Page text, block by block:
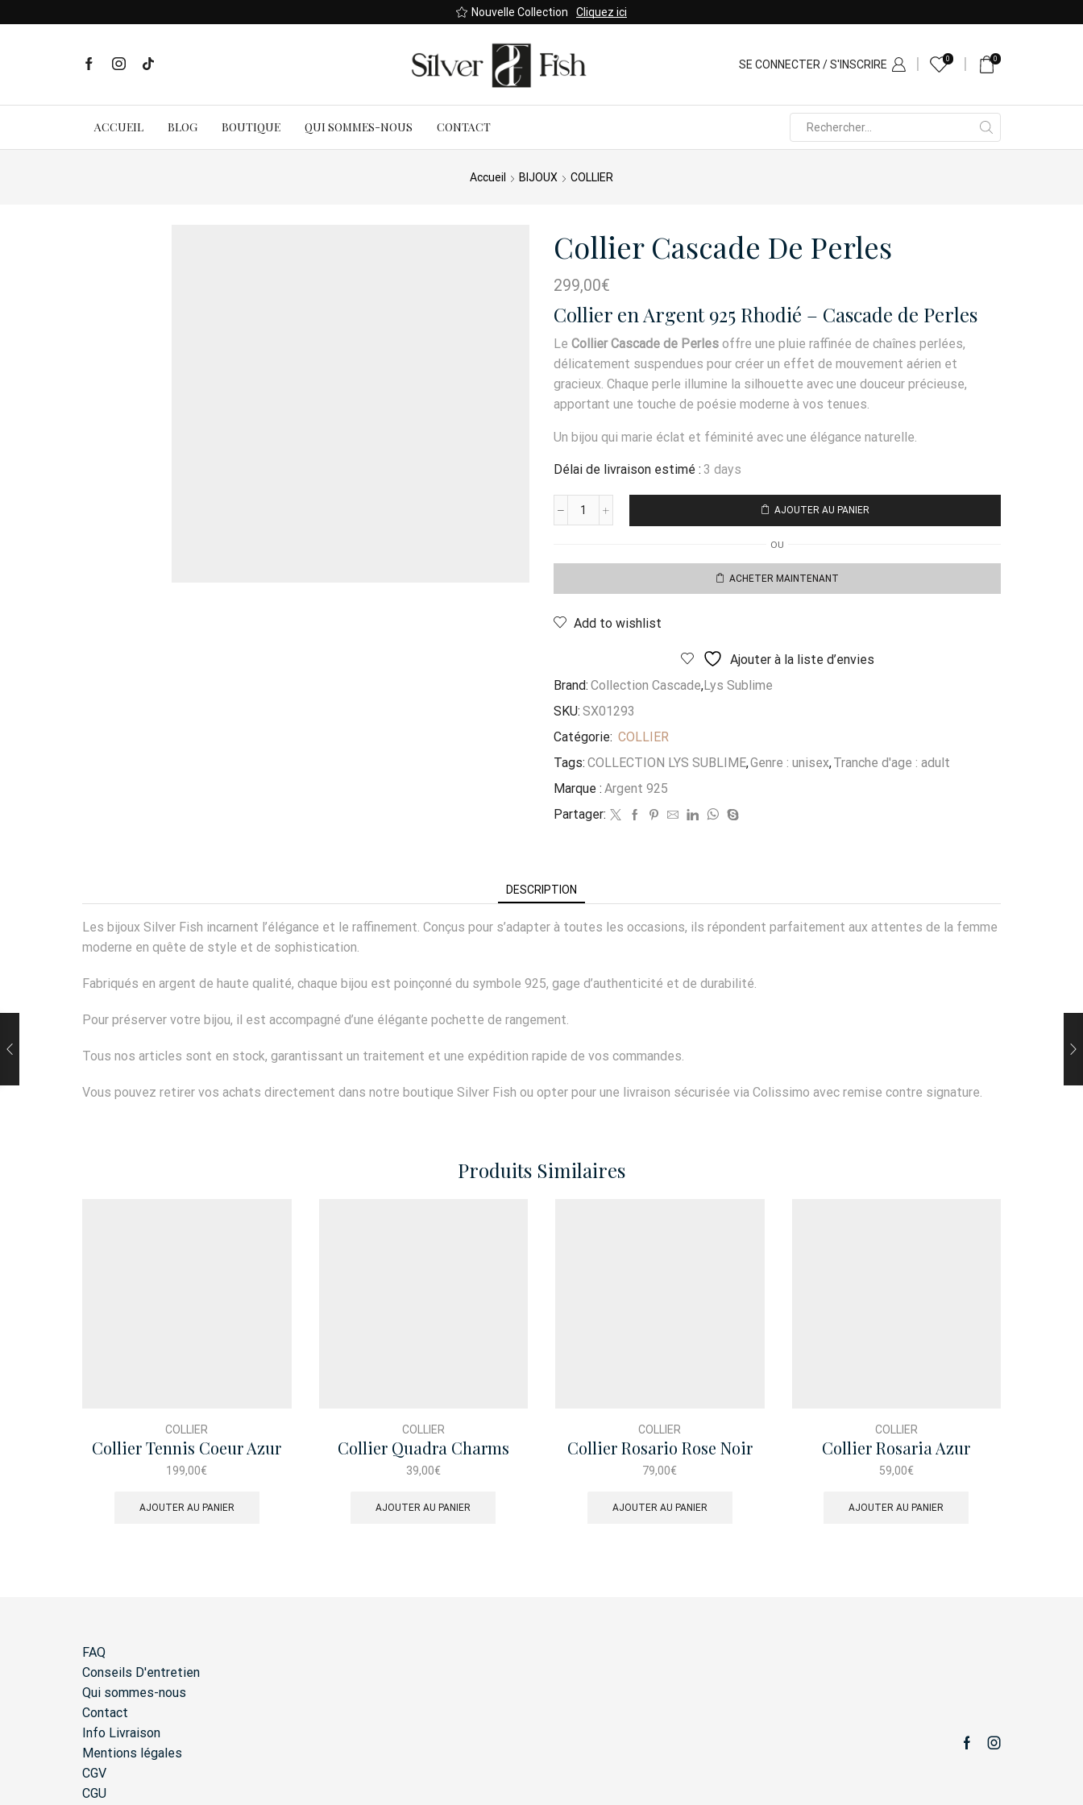
Nouvelle Collection Cliquez ici
SE CONNECTER / S'INSCRIRE 0 0
ACCUEIL BLOG BOUTIQUE QUI SOMMES-NOUS CONTACT
input
Accueil BIJOUX COLLIER
Collier Cascade De Perles
299,00€
Collier en Argent 925 Rhodié – Cascade de Perles
Le Collier Cascade de Perles offre une pluie raffinée de chaînes perlées,
délicatement suspendues pour créer un effet de mouvement aérien et
gracieux. Chaque perle illumine la silhouette avec une douceur précieuse,
apportant une touche de poésie moderne à vos tenues.
Un bijou qui marie éclat et féminité avec une élégance naturelle.
Délai de livraison estimé : 3 days
quantité
Cascade
Perles
AJOUTER AU PANIER
OU
ACHETER MAINTENANT
Add to wishlist
Ajouter à la liste d’envies
Brand: Collection Cascade,Lys Sublime
SKU: SX01293
Catégorie: COLLIER
Tags: COLLECTION LYS SUBLIME,Genre : unisex,Tranche d'age : adult
Marque : Argent 925
Partager:
DESCRIPTION
Les bijoux Silver Fish incarnent l’élégance et le raffinement. Conçus pour s’adapter à toutes les occasions, ils répondent parfaitement aux attentes de la femme
moderne en quête de style et de sophistication.
Fabriqués en argent de haute qualité, chaque bijou est poinçonné du symbole 925, gage d’authenticité et de durabilité.
Pour préserver votre bijou, il est accompagné d’une élégante pochette de rangement.
Tous nos articles sont en stock, garantissant un traitement et une expédition rapide de vos commandes.
Vous pouvez retirer vos achats directement dans notre boutique Silver Fish ou opter pour une livraison sécurisée via Colissimo avec remise contre signature.
Produits Similaires
COLLIER
Collier Tennis Coeur Azur
199,00€
AJOUTER AU PANIER
COLLIER
Collier Quadra Charms
39,00€
AJOUTER AU PANIER
COLLIER
Collier Rosario Rose Noir
79,00€
AJOUTER AU PANIER
COLLIER
Collier Rosaria Azur
59,00€
AJOUTER AU PANIER
FAQ
Conseils D'entretien
Qui sommes-nous
Contact
Info Livraison
Mentions légales
CGV
CGU
FacebookInstagram